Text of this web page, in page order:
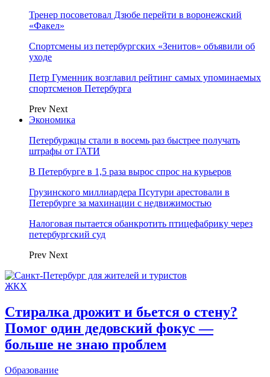
Тренер посоветовал Дзюбе перейти в воронежский
«Факел»
Спортсмены из петербургских «Зенитов» объявили об
уходе
Петр Гуменник возглавил рейтинг самых упоминаемых
спортсменов Петербурга
Prev Next
Экономика
Петербуржцы стали в восемь раз быстрее получать
штрафы от ГАТИ
В Петербурге в 1,5 раза вырос спрос на курьеров
Грузинского миллиардера Псутури арестовали в
Петербурге за махинации с недвижимостью
Налоговая пытается обанкротить птицефабрику через
петербургский суд
Prev Next
ЖКХ
Стиралка дрожит и бьется о стену?
Помог один дедовский фокус —
больше не знаю проблем
Образование